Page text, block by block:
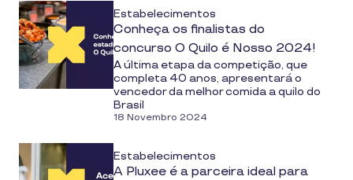
Estabelecimentos
Conheça os finalistas do
concurso O Quilo é Nosso 2024!
A última etapa da competição, que
completa 40 anos, apresentará o
vencedor da melhor comida a quilo do
Brasil
18 Novembro 2024
Estabelecimentos
A Pluxee é a parceira ideal para